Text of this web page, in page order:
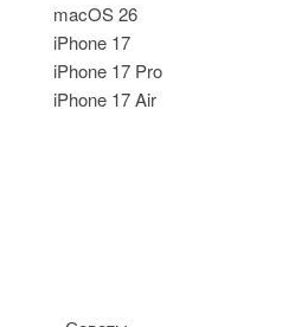
macOS 26
iPhone 17
iPhone 17 Pro
iPhone 17 Air